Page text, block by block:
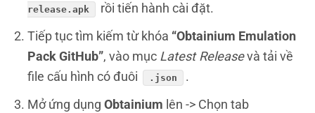
release.apk
rồi tiến hành cài đặt.
Tiếp tục tìm kiếm từ khóa “Obtainium Emulation
Pack GitHub”, vào mục Latest Releasevà tải về
file cấu hình có đuôi
.json
.
Mở ứng dụng Obtainium lên -> Chọn tab